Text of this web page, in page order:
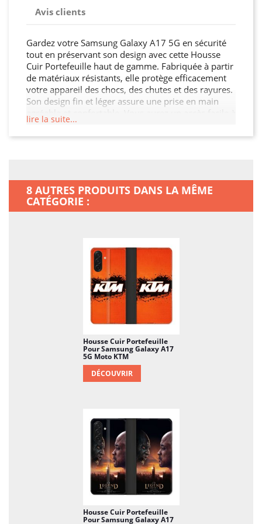
Avis clients
Gardez votre Samsung Galaxy A17 5G en sécurité
tout en préservant son design avec cette Housse
Cuir Portefeuille haut de gamme. Fabriquée à partir
de matériaux résistants, elle protège efficacement
votre appareil des chocs, des chutes et des rayures.
Son design fin et léger assure une prise en main
agréable et confortable. Vous aurez un accès facile à
tous les ports et boutons de votre Samsung Galaxy
A17 5G grâce à sa découpe précise. Choisissez cette
lire la suite...
8 AUTRES PRODUITS DANS LA MÊME
CATÉGORIE :
Housse Cuir Portefeuille
Pour Samsung Galaxy A17
5G Moto KTM
DÉCOUVRIR
Housse Cuir Portefeuille
Pour Samsung Galaxy A17